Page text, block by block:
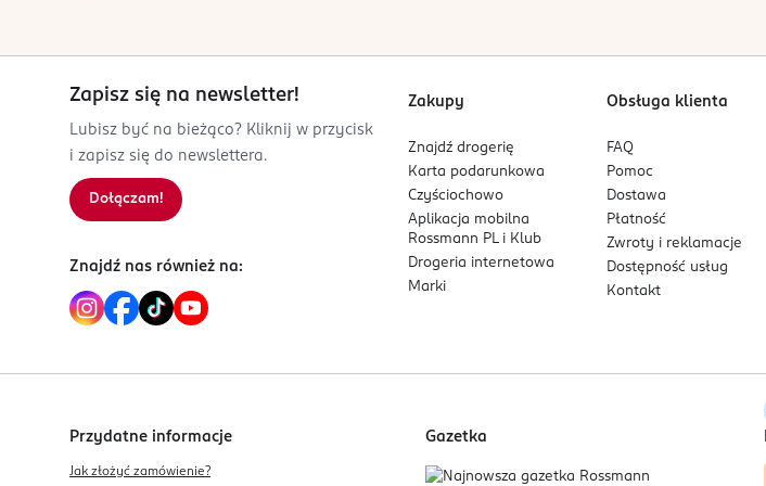
FR-Francja
Kod EAN
3 600550 476033
Zapisz się na newsletter!
Lubisz być na bieżąco? Kliknij w przycisk
i zapisz się do newslettera.
Dołączam!
Znajdź nas również na:
Zakupy
Znajdź drogerię
Karta podarunkowa
Czyściochowo
Aplikacja mobilna
Rossmann PL i Klub
Drogeria internetowa
Marki
Obsługa klienta
FAQ
Pomoc
Dostawa
Płatność
Zwroty i reklamacje
Dostępność usług
Kontakt
Przydatne informacje
Jak złożyć zamówienie?
Gazetka